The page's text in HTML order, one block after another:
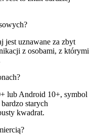
jest uznawane za zbyt
z osobami, z którymi
lub Android 10+, symbol
starych
kwadrat.